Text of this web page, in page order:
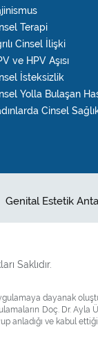
Terapi
Cinsel İlişki
ve HPV Aşısı
İsteksizlik
Yolla Bulaşan
Cinsel
Genital Estetik
Saklıdır.
dayanak
Doç. Dr. Ayla
anladığı ve kabul